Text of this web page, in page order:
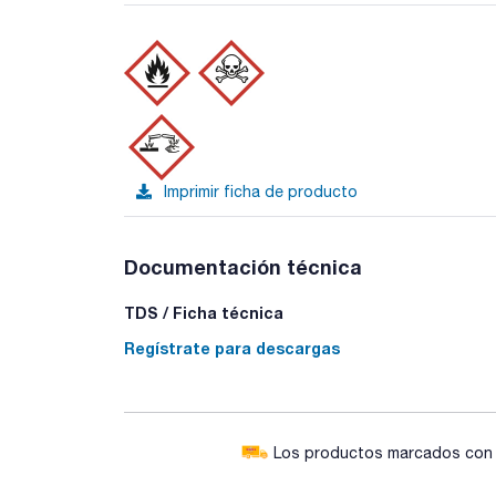
Imprimir ficha de producto
Documentación técnica
TDS / Ficha técnica
Regístrate para descargas
Los productos marcados